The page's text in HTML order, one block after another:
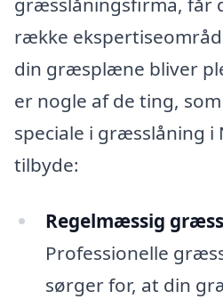
række
din græsplæne bliver
er nogle af de ting,
speciale i græsslåning i
tilbyde:
Regelmæssig
Professionelle
sørger for, at din